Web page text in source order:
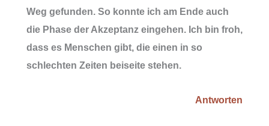
Weg gefunden. So konnte ich am Ende auch
die Phase der Akzeptanz eingehen. Ich bin froh,
dass es Menschen gibt, die einen in so
schlechten Zeiten beiseite stehen.
Antworten